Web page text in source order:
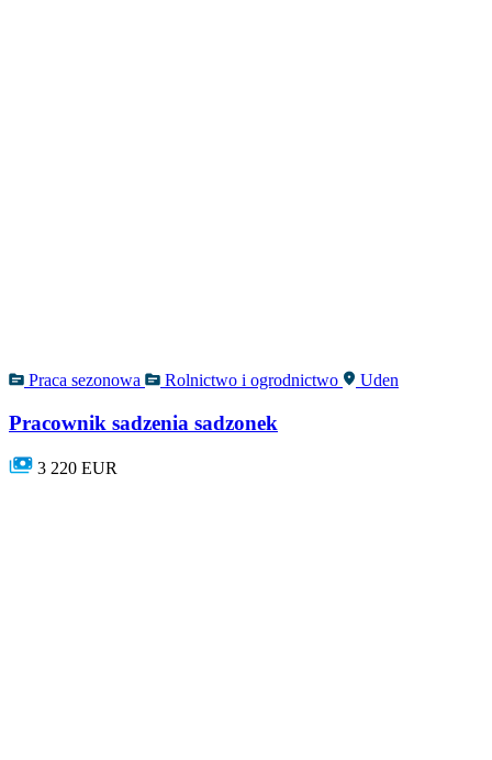
Praca sezonowa Rolnictwo i ogrodnictwo Uden
Pracownik sadzenia sadzonek
3 220 EUR